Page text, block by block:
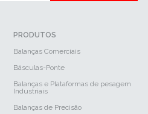
PRODUTOS
Balanças Comerciais
Básculas-Ponte
Balanças e Plataformas de pesagem
Industriais
Balanças de Precisão